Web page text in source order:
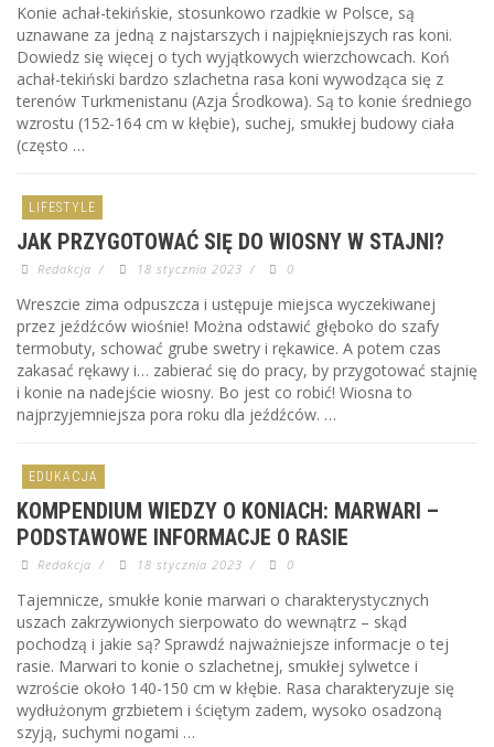
Konie achał-tekińskie, stosunkowo rzadkie w Polsce, są
uznawane za jedną z najstarszych i najpiękniejszych ras koni.
Dowiedz się więcej o tych wyjątkowych wierzchowcach. Koń
achał-tekiński bardzo szlachetna rasa koni wywodząca się z
terenów Turkmenistanu (Azja Środkowa). Są to konie średniego
wzrostu (152-164 cm w kłębie), suchej, smukłej budowy ciała
(często …
LIFESTYLE
JAK PRZYGOTOWAĆ SIĘ DO WIOSNY W STAJNI?
Redakcja / 18 stycznia 2023 / 0
Wreszcie zima odpuszcza i ustępuje miejsca wyczekiwanej
przez jeźdźców wiośnie! Można odstawić głęboko do szafy
termobuty, schować grube swetry i rękawice. A potem czas
zakasać rękawy i… zabierać się do pracy, by przygotować stajnię
i konie na nadejście wiosny. Bo jest co robić! Wiosna to
najprzyjemniejsza pora roku dla jeźdźców. …
EDUKACJA
KOMPENDIUM WIEDZY O KONIACH: MARWARI –
PODSTAWOWE INFORMACJE O RASIE
Redakcja / 18 stycznia 2023 / 0
Tajemnicze, smukłe konie marwari o charakterystycznych
uszach zakrzywionych sierpowato do wewnątrz – skąd
pochodzą i jakie są? Sprawdź najważniejsze informacje o tej
rasie. Marwari to konie o szlachetnej, smukłej sylwetce i
wzroście około 140-150 cm w kłębie. Rasa charakteryzuje się
wydłużonym grzbietem i ściętym zadem, wysoko osadzoną
szyją, suchymi nogami …